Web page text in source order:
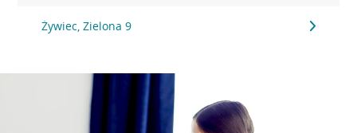
Żywiec, Zielona 9